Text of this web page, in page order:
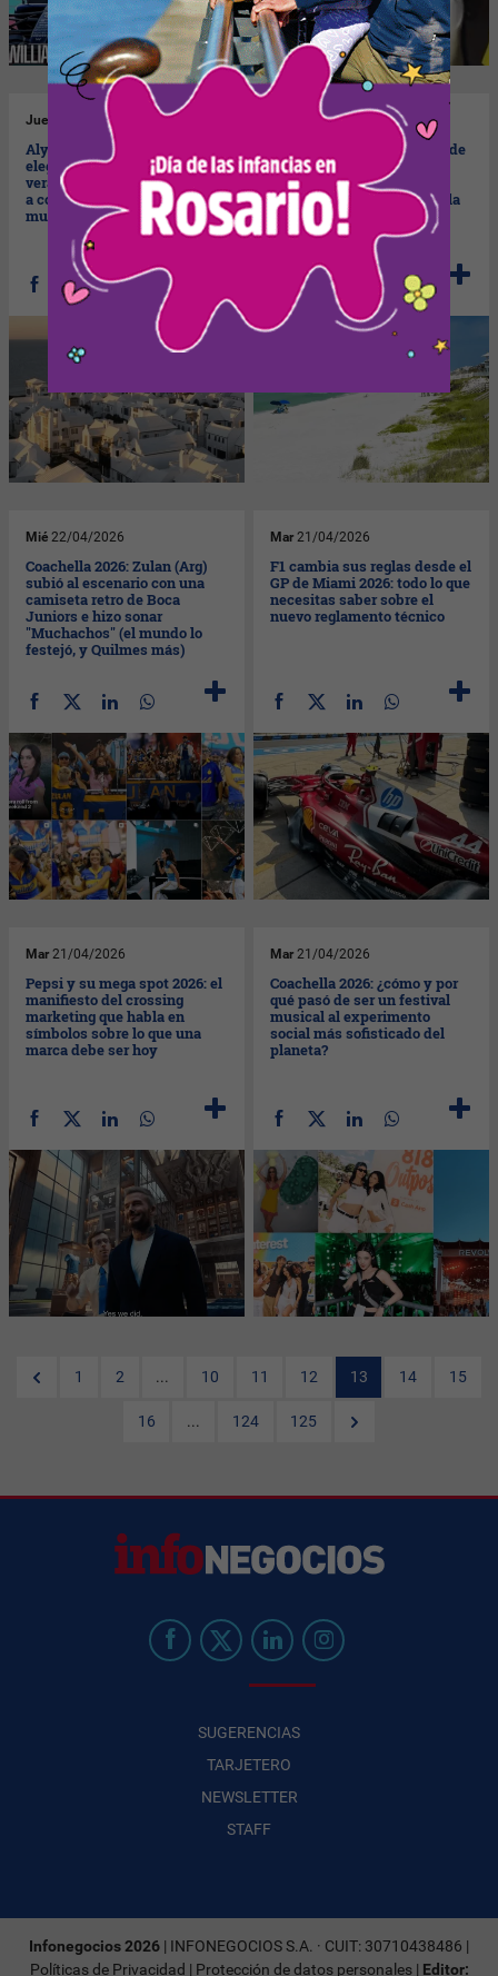
Jue 23/04/2026
Alys Beach: asombrosa,
elegante y diferente (este
verano 2026 tienes que venir
a conocerla, y a disfrutar del
mundial)
23/04/2026
Rosemary Beach: lo mejor de
la costa italiana, pero en
Florida (y si te pierdes de
conocerla estás "FORI" de la
copa)
Mié 22/04/2026
Coachella 2026: Zulan (Arg)
subió al escenario con una
camiseta retro de Boca
Juniors e hizo sonar
"Muchachos" (el mundo lo
festejó, y Quilmes más)
Mar 21/04/2026
F1 cambia sus reglas desde el
GP de Miami 2026: todo lo que
necesitas saber sobre el
nuevo reglamento técnico
Mar 21/04/2026
Pepsi y su mega spot 2026: el
manifiesto del crossing
marketing que habla en
símbolos sobre lo que una
marca debe ser hoy
Mar 21/04/2026
Coachella 2026: ¿cómo y por
qué pasó de ser un festival
musical al experimento
social más sofisticado del
planeta?
1 2 ... 10 11 12 13 14 15
16 ... 124 125
SUGERENCIAS
TARJETERO
NEWSLETTER
STAFF
Infonegocios 2026 | INFONEGOCIOS S.A. · CUIT: 30710438486 |
Políticas de Privacidad | Protección de datos personales| Editor: